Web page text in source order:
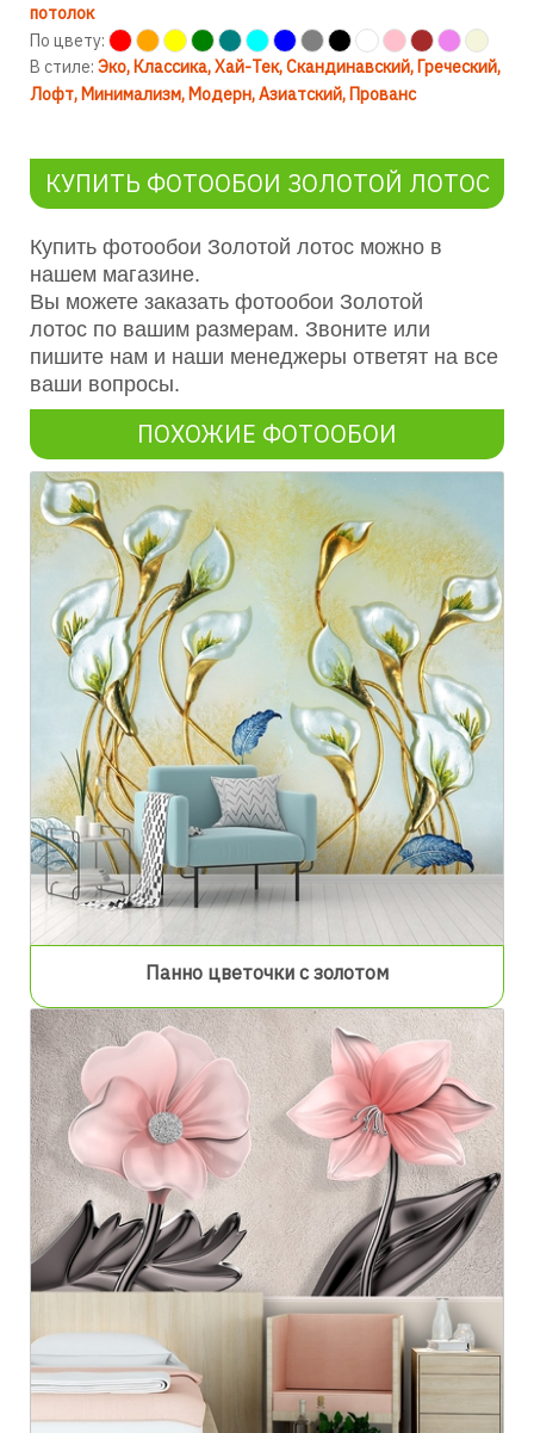
потолок
По цвету:
В стиле: Эко Классика Хай-Тек Скандинавский Греческий
Лофт Минимализм Модерн Азиатский Прованс
КУПИТЬ ФОТООБОИ ЗОЛОТОЙ ЛОТОС
Купить фотообои Золотой лотос можно в
нашем магазине.
Вы можете заказать фотообои Золотой
лотос по вашим размерам. Звоните или
пишите нам и наши менеджеры ответят на все
ваши вопросы.
ПОХОЖИЕ ФОТООБОИ
Панно цветочки с золотом